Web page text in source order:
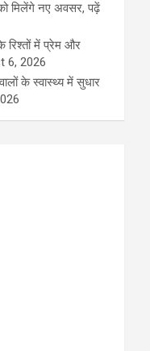
मिलेंगे नए अवसर, पढ़ें
रिश्तों में प्रेम और
6, 2026
के स्वास्थ्य में सुधार